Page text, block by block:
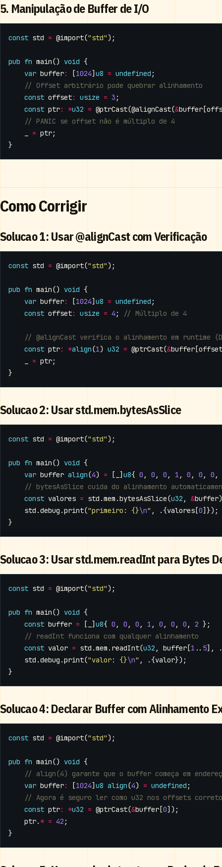
5. Manipulação de Buffer de I/O
const std = @import("std" );
pub fn main() void {
var buffer: [1024] u8 = undefined ;
const offset: usize = 3 ;
const ptr: *u32 = @ptrCast(@alignCast(&buffer [
= ptr;
}
Como Corrigir
Solucao 1: Usar @alignCast com Verificação
const std = @import("std" );
pub fn main() void {
var buffer: [1024] u8 = undefined ;
const offset: usize = 4 ;
const ptr: *align(1) u32 = @ptrCast(&buffer [offset
= ptr;
}
Solucao 2: Usar std.mem.bytesAsSlice
const std = @import("std" );
pub fn main() void {
var buffer align(4) = [ ] u8{ 0 , 0 , 0 , 1 , 0 , 0 , 0 ,
const valores = std .mem .bytesAsSlice(u32 , &buffer
std .debug .print("primeiro: {}\n" , .{valores [0]});
}
Solucao 3: Usar std.mem.readInt para Bytes
const std = @import("std" );
pub fn main() void {
const buffer = [ ] u8{ 0 , 0 , 0 , 1 , 0 , 0 , 0 , 2 };
const valor = std .mem . readInt(u32 , buffer [1 .. 5],
.
std .debug .print("valor: {}\n" , .{valor});
}
Solucao 4: Declarar Buffer com Alinhamento
const std = @import("std" );
pub fn main() void {
var buffer: [1024] u8 align(4) = undefined ;
const ptr: *u32 = @ptrCast(&buffer [0]);
ptr. * = 42 ;
}